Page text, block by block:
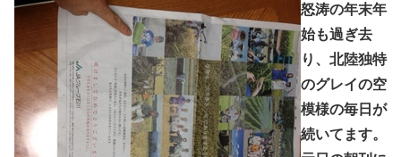
怒涛の年末年
始も過ぎ去
り、北陸独特
のグレイの空
模様の毎日が
続いてます。